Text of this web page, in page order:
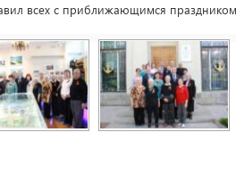
всех с приближающимся